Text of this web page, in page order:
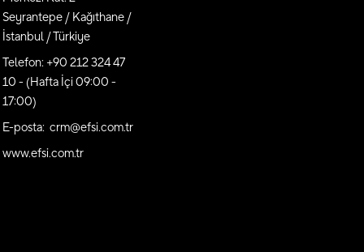
Seyrantepe / Kağıthane /
İstanbul / Türkiye
Telefon: +90 212 324 47
10 - (Hafta İçi 09:00 -
17:00)
E-posta: crm@efsi.com.tr
www.efsi.com.tr